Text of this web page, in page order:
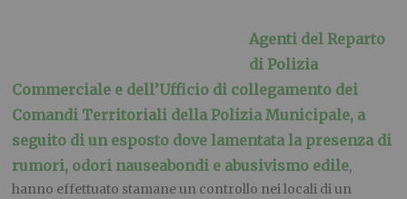
Agenti del Reparto
di Polizia
Commerciale e dell’Ufficio di collegamento dei
Comandi Territoriali della Polizia Municipale, a
seguito di un esposto dove lamentata la presenza di
rumori, odori nauseabondi e abusivismo edile,
hanno effettuato stamane un controllo nei locali di un